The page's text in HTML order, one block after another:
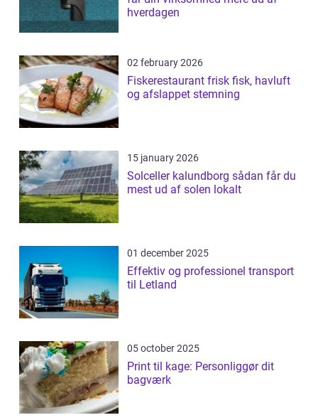
hverdagen
02 february 2026
Fiskerestaurant frisk fisk, havluft
og afslappet stemning
15 january 2026
Solceller kalundborg sådan får du
mest ud af solen lokalt
01 december 2025
Effektiv og professionel transport
til Letland
05 october 2025
Print til kage: Personliggør dit
bagværk